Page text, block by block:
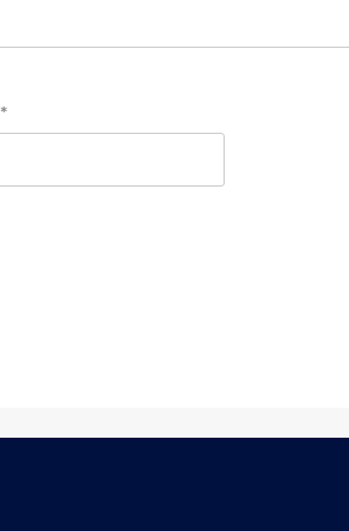
*